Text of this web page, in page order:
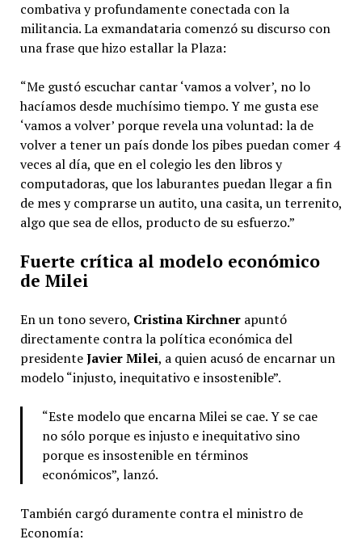
combativa y profundamente conectada con la
militancia. La exmandataria comenzó su discurso con
una frase que hizo estallar la Plaza:
“Me gustó escuchar cantar ‘vamos a volver’, no lo
hacíamos desde muchísimo tiempo. Y me gusta ese
‘vamos a volver’ porque revela una voluntad: la de
volver a tener un país donde los pibes puedan comer 4
veces al día, que en el colegio les den libros y
computadoras, que los laburantes puedan llegar a fin
de mes y comprarse un autito, una casita, un terrenito,
algo que sea de ellos, producto de su esfuerzo.”
Fuerte crítica al modelo económico
de Milei
En un tono severo, Cristina Kirchnerapuntó
directamente contra la política económica del
presidenteJavier Milei, a quien acusó de encarnar un
modelo “injusto, inequitativo e insostenible”.
“Este modelo que encarna Milei se cae. Y se cae
no sólo porque es injusto e inequitativo sino
porque es insostenible en términos
económicos”, lanzó.
También cargó duramente contra el ministro de
Economía: